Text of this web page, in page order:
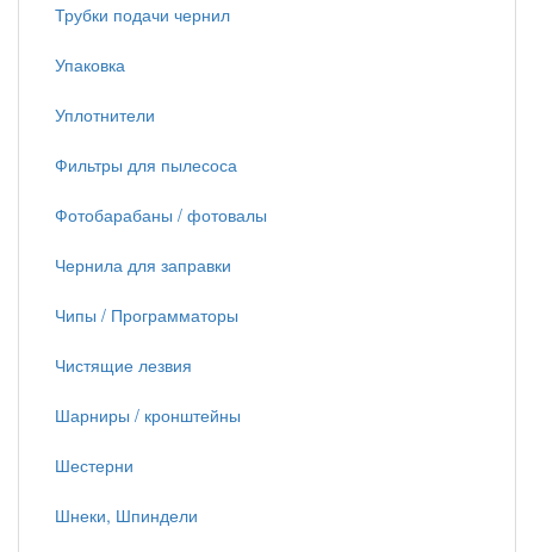
Трубки подачи чернил
Упаковка
Уплотнители
Фильтры для пылесоса
Фотобарабаны / фотовалы
Чернила для заправки
Чипы / Программаторы
Чистящие лезвия
Шарниры / кронштейны
Шестерни
Шнеки, Шпиндели